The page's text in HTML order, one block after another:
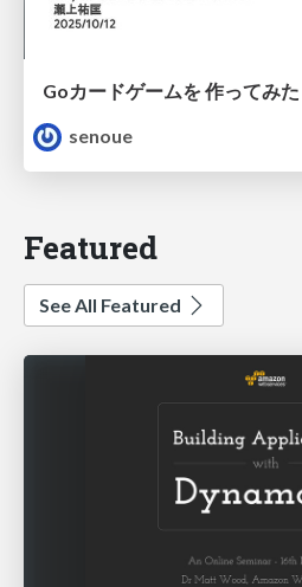
Goカードゲームを 作ってみた
senoue
Featured
See All Featured